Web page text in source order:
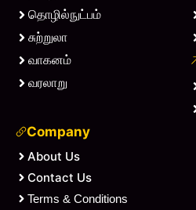
தொழில்நுட்பம்
சுற்றுலா
வாகனம்
வரலாறு
Company
About Us
Contact Us
Terms & Conditions